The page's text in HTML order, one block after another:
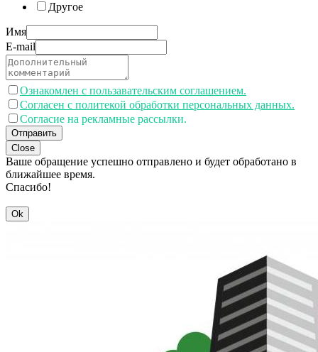
Другое
Имя
E-mail
Ознакомлен с пользавательским соглашением.
Согласен с политекой обработки персональных данных.
Согласие на рекламные рассылки.
Отправить
Close
Ваше обращение успешно отправлено и будет обработано в
ближайшее время.
Спасибо!
Ok